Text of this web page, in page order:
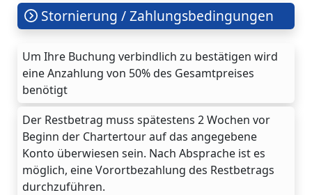
Stornierung / Zahlungsbedingungen
Um Ihre Buchung verbindlich zu bestätigen wird
eine Anzahlung von 50% des Gesamtpreises
benötigt
Der Restbetrag muss spätestens 2 Wochen vor
Beginn der Chartertour auf das angegebene
Konto überwiesen sein. Nach Absprache ist es
möglich, eine Vorortbezahlung des Restbetrags
durchzuführen.